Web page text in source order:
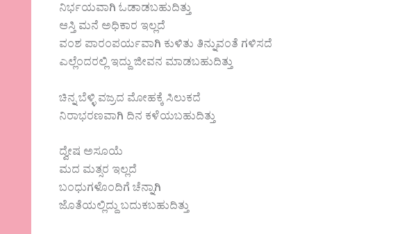
ನಿರ್ಭಯವಾಗಿ ಓಡಾಡಬಹುದಿತ್ತು
ಆಸ್ತಿ ಮನೆ ಅಧಿಕಾರ ಇಲ್ಲದೆ
ವಂಶ ಪಾರಂಪರ್ಯವಾಗಿ ಕುಳಿತು ತಿನ್ನುವಂತೆ ಗಳಿಸದೆ
ಎಲ್ಲೆಂದರಲ್ಲಿ ಇದ್ದು ಜೀವನ ಮಾಡಬಹುದಿತ್ತು
ಚಿನ್ನ ಬೆಳ್ಳಿ ವಜ್ರದ ಮೋಹಕ್ಕೆ ಸಿಲುಕದೆ
ನಿರಾಭರಣವಾಗಿ ದಿನ ಕಳೆಯಬಹುದಿತ್ತು
ದ್ವೇಷ ಅಸೂಯೆ
ಮದ ಮತ್ಸರ ಇಲ್ಲದೆ
ಬಂಧುಗಳೊಂದಿಗೆ ಚೆನ್ನಾಗಿ
ಜೊತೆಯಲ್ಲಿದ್ದು ಬದುಕಬಹುದಿತ್ತು